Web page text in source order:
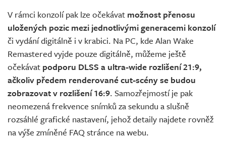
V rámci konzolí pak lze očekávat možnost přenosu
uložených pozic mezi jednotlivými generacemi konzolí
či vydání digitálně i v krabici. Na PC, kde Alan Wake
Remastered vyjde pouze digitálně, můžeme ještě
očekávat podporu DLSS a ultra-wide rozlišení 21:9,
ačkoliv předem renderované cut-scény se budou
zobrazovat v rozlišení 16:9. Samozřejmostí je pak
neomezená frekvence snímků za sekundu a slušně
rozsáhlé grafické nastavení, jehož detaily najdete rovněž
na výše zmíněné FAQ stránce na webu.